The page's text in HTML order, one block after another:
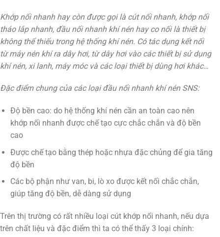
Khớp nối nhanh hay còn được gọi là cút nối nhanh, khớp nối
tháo lắp nhanh, đầu nối nhanh khí nén hay co nối là thiết bị
không thể thiếu trong hệ thống khí nén. Có tác dụng kết nối
từ máy nén khí ra dây hơi, từ dây hơi vào các thiết bị sử dụng
khí nén, xi lanh, máy móc và các loại thiết bị dùng hơi khác…
Đặc điểm chung của các loại đầu nối nhanh khí nén SNS:
Độ bền cao: do hệ thống khí nén cần an toàn cao nên
khớp nối nhanh được chế tạo cực chắc chắn và độ bền
cao
Được chế tạo bằng thép hoặc nhựa đặc chủng để gia tăng
độ bền
Các bộ phận như van, bi, lò xo được kết nối chắc chắn,
giúp tăng độ bền, dễ dàng sử dụng
Trên thị trường có rất nhiều loại cút khớp nối nhanh, nếu dựa
trên chất liệu và đặc điểm thì ta có thể thấy 3 loại chính: